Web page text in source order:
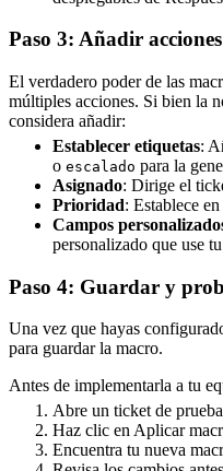
Paso 3: Añadir
El verdadero poder de las
múltiples acciones. Si bien la
considera añadir:
Establecer etiquetas:
o escalado para la
Asignado: Dirige el
Prioridad: Establece
Campos
personalizado que use
Paso 4: Guardar y
Una vez que hayas
para guardar la macro.
Antes de implementarla a tu
Abre un ticket de
Haz clic en Aplicar
Encuentra tu nueva